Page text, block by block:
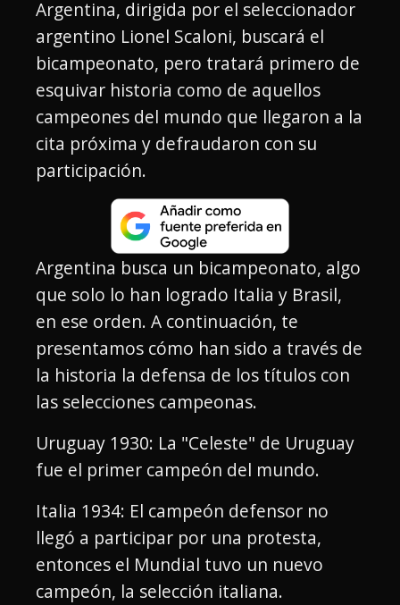
Argentina, dirigida por el seleccionador
argentino Lionel Scaloni, buscará el
bicampeonato, pero tratará primero de
esquivar historia como de aquellos
campeones del mundo que llegaron a la
cita próxima y defraudaron con su
participación.
Argentina busca un bicampeonato, algo
que solo lo han logrado Italia y Brasil,
en ese orden. A continuación, te
presentamos cómo han sido a través de
la historia la defensa de los títulos con
las selecciones campeonas.
Uruguay 1930: La "Celeste" de Uruguay
fue el primer campeón del mundo.
Italia 1934: El campeón defensor no
llegó a participar por una protesta,
entonces el Mundial tuvo un nuevo
campeón, la selección italiana.